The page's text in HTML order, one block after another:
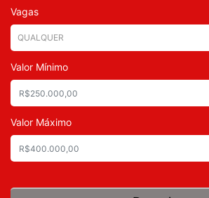
Vagas
Valor Mínimo
Valor Máximo